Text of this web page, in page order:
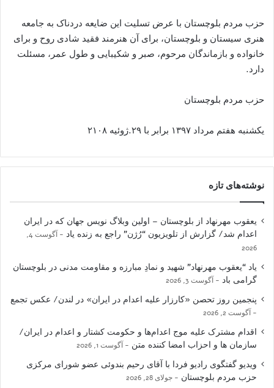
حزب مردم بلوچستان با عرض تسلیت این ضایعه دردناک به جامعه
هنری سیستان و بلوچستان، برای آن هنرمند فقید شادی روح و برای
خانواده و بازماندگان مرحوم، صبر و شکیبایی و طول عمر، مسئلت
دارد.
حزب مردم بلوچستان
یکشنبه هفتم مرداد ۱۳۹۷ برابر با ۲۹.ژوئیه ۲۱۰۸
نوشته‌های تازه
یعقوب مهرنهاد از بلوچستان – اولین وبلاگ نویس جهان که در ایران
اعدام شد/ گزارش از تلویزیون “رُژن” راجع به زنده یاد
آگوست 4,
2026
یاد “یعقوب مهرنهاد” شهید و نمادِ مبارزه و مقاومت مدنی در بلوچستان
گرامی باد
آگوست 3, 2026
پنجمین روز تحصن «کارزار علیه اعدام در ایران» در لندن/ عکس تجمع
آگوست 2, 2026
اقدام مشترک علیه موج اعدام‌ها و حکومت کشتار و اعدام در ایران/
سازمان ها و احزاب امضا کننده متن
آگوست 1, 2026
ویدیو گفتگوی رادیو فردا با آقای رحیم بندوئی عضو شورای مرکزی
حزب مردم بلوچستان
جولای 28, 2026